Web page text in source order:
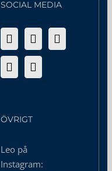
SOCIAL MEDIA
ÖVRIGT
Leo på
Instagram: